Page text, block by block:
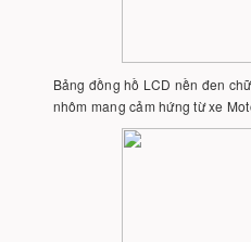
Bảng đồng hồ LCD nền đen
nhôm mang cảm hứng từ xe